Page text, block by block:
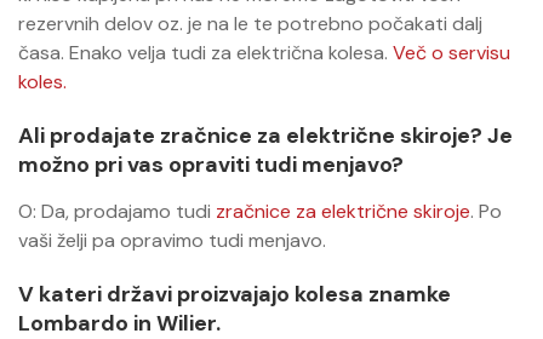
rezervnih delov oz. je na le te potrebno počakati dalj
časa. Enako velja tudi za električna kolesa. Več o servisu
koles.
Ali prodajate zračnice za električne skiroje? Je
možno pri vas opraviti tudi menjavo?
O: Da, prodajamo tudi zračnice za električne skiroje. Po
vaši želji pa opravimo tudi menjavo.
V kateri državi proizvajajo kolesa znamke
Lombardo in Wilier.